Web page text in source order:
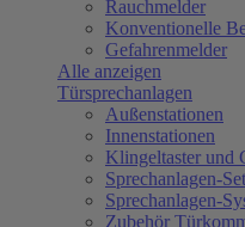
Rauchmelder
Konventionelle
Gefahrenmelder
Alle anzeigen
Türsprechanlagen
Außenstationen
Innenstationen
Klingeltaster und
Sprechanlagen-
Sprechanlagen-
Zubehör